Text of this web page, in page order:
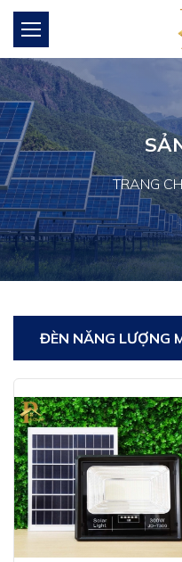
TRANG
ĐÈN NĂNG LƯỢNG